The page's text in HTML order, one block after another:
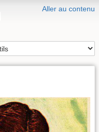
Aller au contenu